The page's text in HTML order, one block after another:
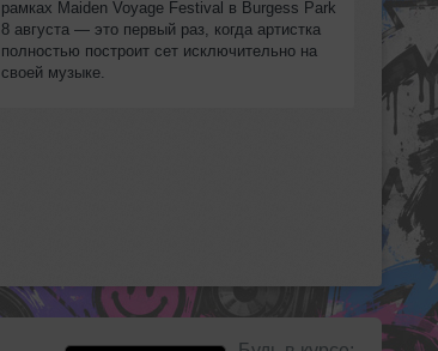
рамках Maiden Voyage Festival в Burgess Park
8 августа — это первый раз, когда артистка
полностью построит сет исключительно на
своей музыке.